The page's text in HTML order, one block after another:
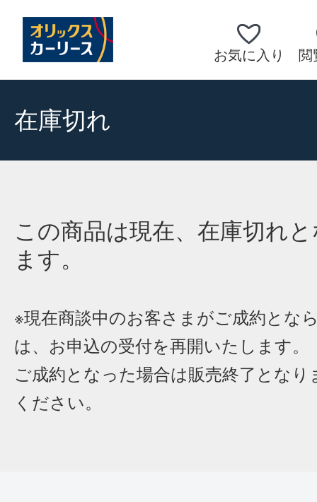
お気に入り 閲
在庫切れ
この商品は現在、在庫切れ
ます。
※現在商談中のお客さまがご成約とな
は、お申込の受付を再開いたします。
ご成約となった場合は販売終了となり
ください。